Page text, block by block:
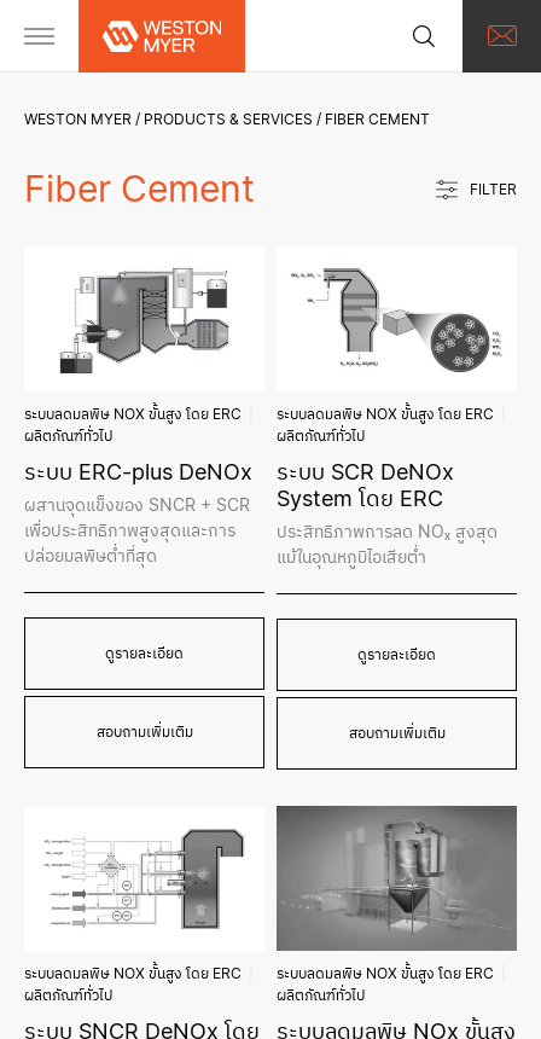
WESTON MYER PRODUCTS & SERVICES FIBER CEMENT
Fiber Cement FILTER
ระบบลดมลพิษ NOX ขั้นสูง โดย ERC
ผลิตภัณฑ์ทั่วไป
ระบบ ERC-plus DeNOx
ผสานจุดแข็งของ SNCR + SCR
เพื่อประสิทธิภาพสูงสุดและการ
ปล่อยมลพิษต่ำที่สุด
ดูรายละเอียด
สอบถามเพิ่มเติม
ระบบลดมลพิษ NOX ขั้นสูง โดย ERC
ผลิตภัณฑ์ทั่วไป
ระบบ SCR DeNOx
System โดย ERC
ประสิทธิภาพการลด NOₓ สูงสุด
แม้ในอุณหภูมิไอเสียต่ำ
ดูรายละเอียด
สอบถามเพิ่มเติม
ระบบลดมลพิษ NOX ขั้นสูง โดย ERC
ผลิตภัณฑ์ทั่วไป
ระบบ SNCR DeNOx โดย
ระบบลดมลพิษ NOX ขั้นสูง โดย ERC
ผลิตภัณฑ์ทั่วไป
ระบบลดมลพิษ NOx ขั้นสูง